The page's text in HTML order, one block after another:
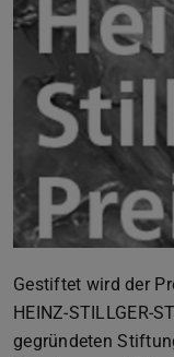
Gestiftet wird der
HEINZ-STILLGER-
gegründeten